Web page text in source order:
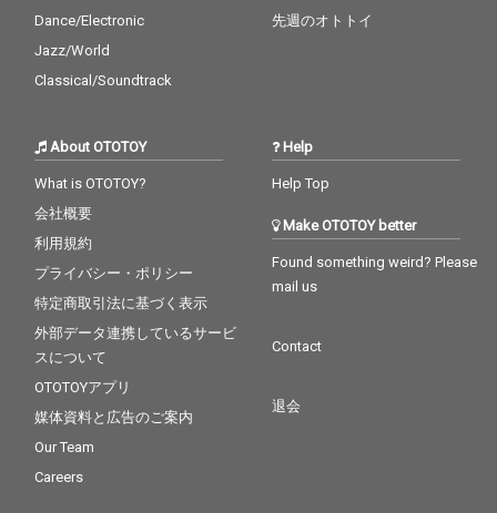
Dance/Electronic
Jazz/World
Classical/Soundtrack
先週のオトトイ
About OTOTOY
What is OTOTOY?
会社概要
利用規約
プライバシー・ポリシー
特定商取引法に基づく表示
外部データ連携しているサービ
スについて
OTOTOYアプリ
媒体資料と広告のご案内
Our Team
Careers
Help
Help Top
Make OTOTOY better
Found something weird? Please
mail us
Contact
退会